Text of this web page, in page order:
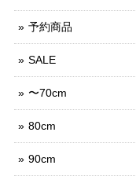
予約商品
SALE
〜70cm
80cm
90cm